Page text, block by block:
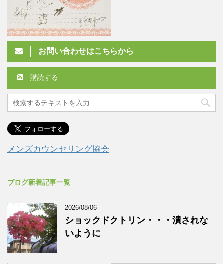
お問い合わせはこちらから
購読する
メンズカウンセリング協会
ブログ新着記事一覧
2026/08/06
ショックドクトリン・・・潰されな
いように